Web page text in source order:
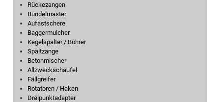
Rückezangen
Bündelmaster
Aufastschere
Baggermulcher
Kegelspalter / Bohrer
Spaltzange
Betonmischer
Allzweckschaufel
Fällgreifer
Rotatoren / Haken
Dreipunktadapter